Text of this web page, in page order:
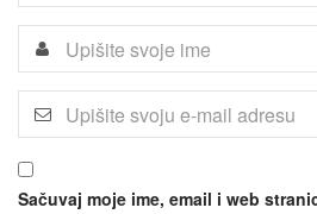
Sačuvaj moje ime, email i web